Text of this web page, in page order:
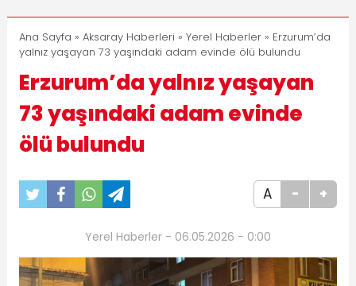
11:30
Birlikhaber.com Yayın Hayatına Başladı | Hızlı ve
Akıllı Haber Platformu
Ana Sayfa » Aksaray Haberleri » Yerel Haberler» Erzurum’da
yalnız yaşayan 73 yaşındaki adam evinde ölü bulundu
Erzurum’da yalnız yaşayan
73 yaşındaki adam evinde
ölü bulundu
A - +
Yerel Haberler - 06.05.2026 - 0:00